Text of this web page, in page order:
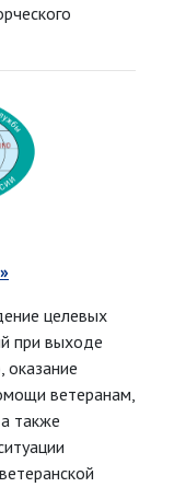
целевых
при выходе
ветеранам,
также